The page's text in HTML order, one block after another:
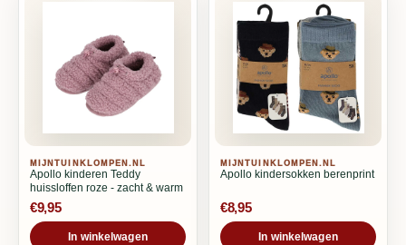
MIJNTUINKLOMPEN.NL
Apollo kinderen Teddy
huissloffen roze - zacht & warm
€9,95
In winkelwagen
MIJNTUINKLOMPEN.NL
Apollo kindersokken berenprint
€8,95
In winkelwagen